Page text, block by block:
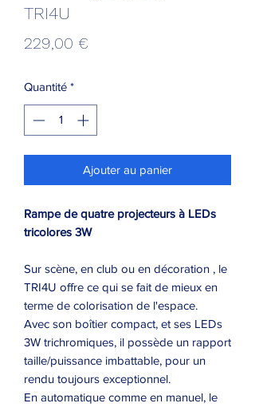
TRI4U
229,00 €
Quantité *
Ajouter au panier
Rampe de quatre projecteurs à LEDs
tricolores 3W
Sur scène, en club ou en décoration , le
TRI4U offre ce qui se fait de mieux en
terme de colorisation de l'espace.
Avec son boîtier compact, et ses LEDs
3W trichromiques, il possède un rapport
taille/puissance imbattable, pour un
rendu toujours exceptionnel.
En automatique comme en manuel, le